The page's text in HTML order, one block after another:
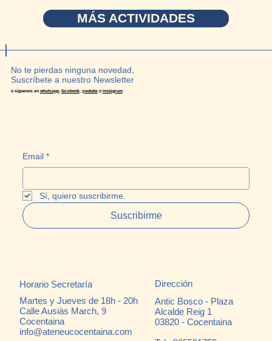
MÁS ACTIVIDADES
No te pierdas ninguna novedad,
Suscríbete a nuestro Newsletter
o síguenos en whatsapp, facebook, youtubeo instagram
Email *
Sí, quiero suscribirme.
Suscribirme
Dirección
Antic Bosco - Plaza
Alcalde Reig 1
03820 - Cocentaina
Horario Secretaría
Martes y Jueves de 18h - 20h
Calle Ausiàs March, 9
Cocentaina
info@ateneucocentaina.com